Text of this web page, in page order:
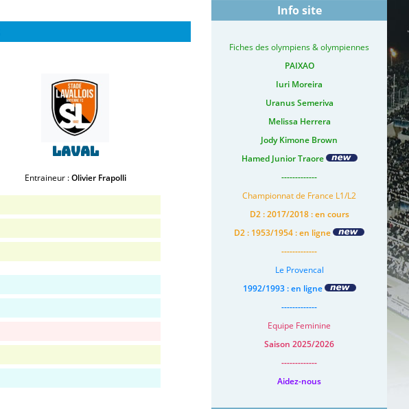
Laval
Entraineur :Olivier Frapolli
Info site
Fiches des olympiens & olympiennes
PAIXAO
Iuri Moreira
Uranus Semeriva
Melissa Herrera
Jody Kimone Brown
Hamed Junior Traore
-------------
Championnat de France L1/L2
D2 : 2017/2018 : en cours
D2 : 1953/1954 : en ligne
-------------
Le Provencal
1992/1993 : en ligne
-------------
Equipe Feminine
Saison 2025/2026
-------------
Aidez-nous